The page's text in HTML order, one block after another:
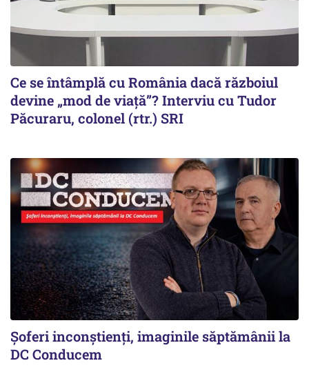
Ce se întâmplă cu România dacă războiul
devine „mod de viață”? Interviu cu Tudor
Păcuraru, colonel (rtr.) SRI
Şoferi inconştienţi, imaginile săptămânii la
DC Conducem